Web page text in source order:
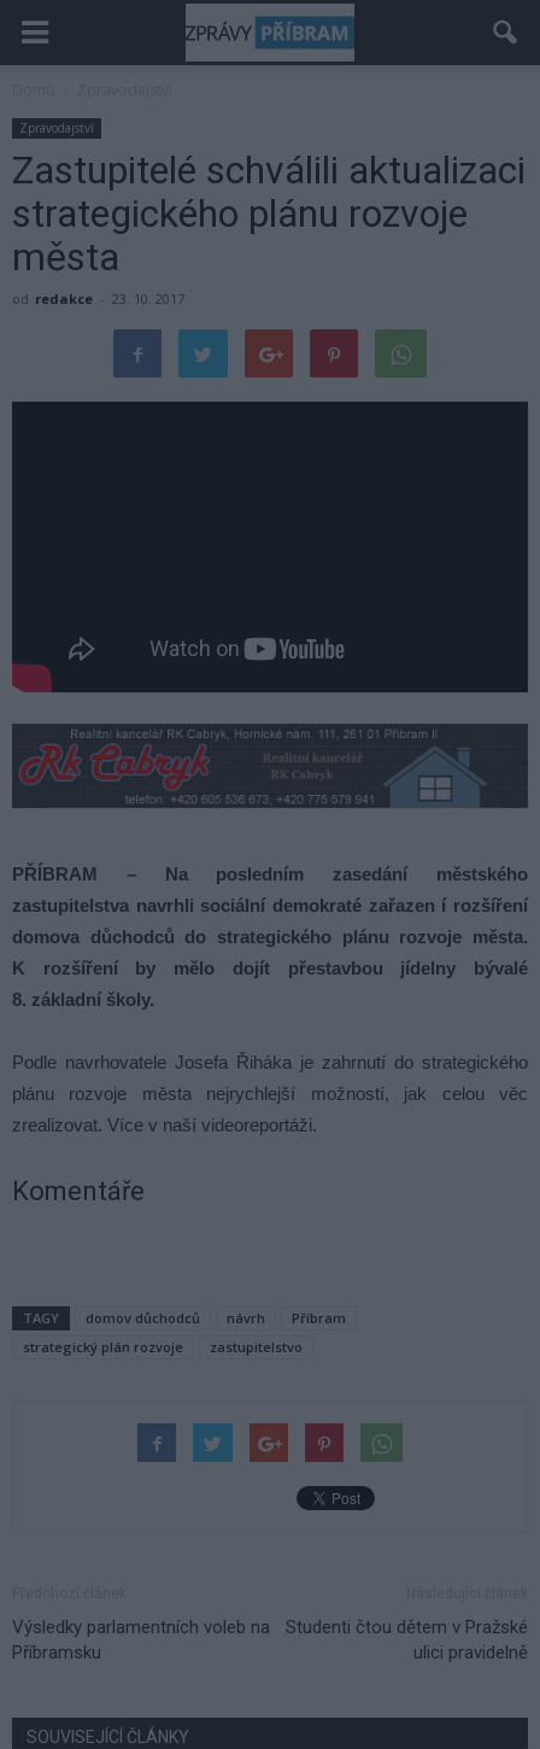
Zpravodajství
Zastupitelé schválili aktualizaci
strategického plánu rozvoje
města
od redakce - 23. 10. 2017
PŘÍBRAM – Na posledním zasedání městského
zastupitelstva navrhli sociální demokraté zařazen í rozšíření
domova důchodců do strategického plánu rozvoje města.
K rozšíření by mělo dojít přestavbou jídelny bývalé
8. základní školy.
Podle navrhovatele Josefa Řiháka je zahrnutí do strategického
plánu rozvoje města nejrychlejší možností, jak celou věc
zrealizovat. Více v naší videoreportáži.
Komentáře
TAGY domov důchodců návrh
Příbram
strategický plán rozvoje
zastupitelstvo
Výsledky parlamentních voleb na
Příbramsku
Studenti čtou dětem v Pražské
ulici pravidelně
SOUVISEJÍCÍ ČLÁNKY